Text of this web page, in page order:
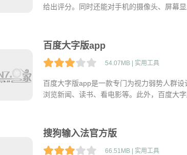
给出评分。同时还能对手机的摄像头、屏幕
百度大字版app
54.07MB | 实用工具
百度大字版app是一款专门为视力弱势人群
浏览新闻、读书、看电影等。此外，百度大
搜狗输入法官方版
66.51MB | 实用工具